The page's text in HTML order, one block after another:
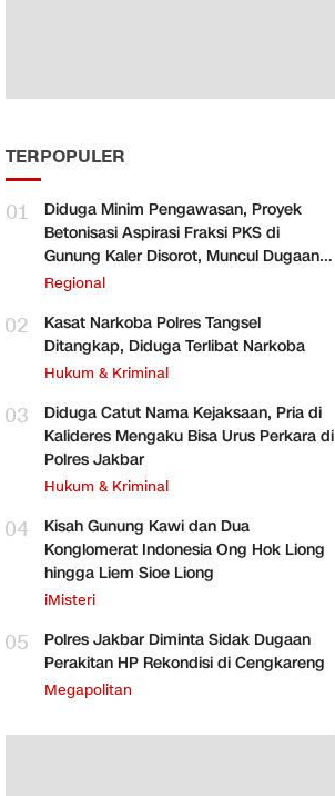
TERPOPULER
01
Diduga Minim Pengawasan, Proyek
Betonisasi Aspirasi Fraksi PKS di
Gunung Kaler Disorot, Muncul Dugaan
Pengurangan Volume
Regional
02
Kasat Narkoba Polres Tangsel
Ditangkap, Diduga Terlibat Narkoba
Hukum & Kriminal
03
Diduga Catut Nama Kejaksaan, Pria di
Kalideres Mengaku Bisa Urus Perkara di
Polres Jakbar
Hukum & Kriminal
04
Kisah Gunung Kawi dan Dua
Konglomerat Indonesia Ong Hok Liong
hingga Liem Sioe Liong
iMisteri
05
Polres Jakbar Diminta Sidak Dugaan
Perakitan HP Rekondisi di Cengkareng
Megapolitan